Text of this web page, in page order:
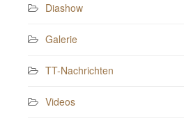
Diashow
Galerie
TT-Nachrichten
Videos